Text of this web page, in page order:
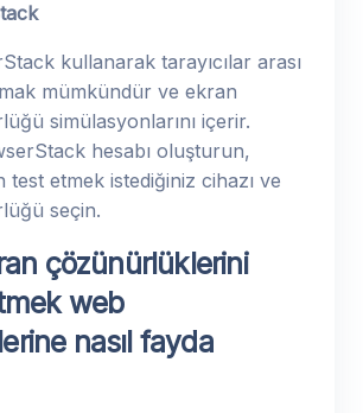
kullanarak tarayıcılar arası
mümkündür ve ekran
simülasyonlarını içerir.
hesabı oluşturun,
test etmek istediğiniz cihazı ve
seçin.
çözünürlüklerini
web
nasıl fayda